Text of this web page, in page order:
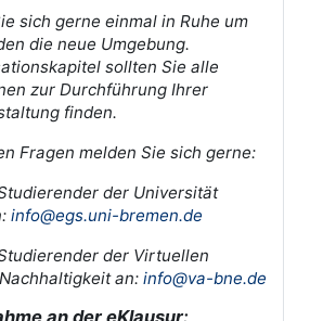
sich gerne einmal in Ruhe um
die neue Umgebung.
sollten Sie alle
zur Durchführung Ihrer
finden.
Fragen melden Sie sich gerne:
der Universität
info@egs.uni-bremen.de
der Virtuellen
an: info@va-bne.de